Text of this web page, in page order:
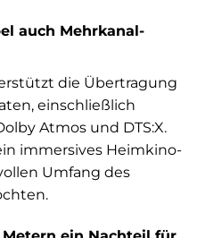
auch Mehrkanal-
die Übertragung
einschließlich
Atmos und DTS:X.
immersives Heimkino-
Umfang des